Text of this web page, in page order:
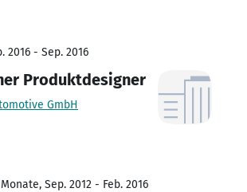
2016 - Sep. 2016
Produktdesigner
GmbH
Sep. 2012 - Feb. 2016